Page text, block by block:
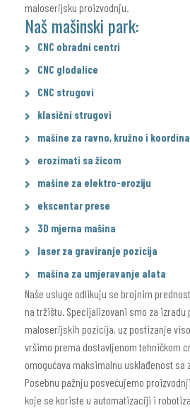
maloserijsku proizvodnju.
Naš mašinski park:
CNC obradni centri
CNC glodalice
CNC strugovi
klasični strugovi
mašine za ravno, kružno i
erozimati sa žicom
mašine za elektro-eroziju
ekscentar prese
3D mjerna mašina
laser za graviranje pozicija
mašina za umjeravanje alata
Naše usluge odlikuju se brojnim
na tržištu. Specijalizovani smo za izradu
maloserijskih pozicija, uz postizanje
vršimo prema dostavljenom tehničkom
omogućava maksimalnu usklađenost
Posebnu pažnju posvećujemo
koje se koriste u automatizaciji i